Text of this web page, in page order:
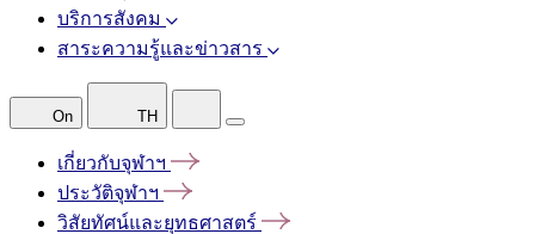
บริการสังคม
สาระความรู้และข่าวสาร
On TH
เกี่ยวกับจุฬาฯ
ประวัติจุฬาฯ
วิสัยทัศน์และยุทธศาสตร์